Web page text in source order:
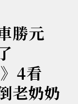
勝元
4看
老奶奶